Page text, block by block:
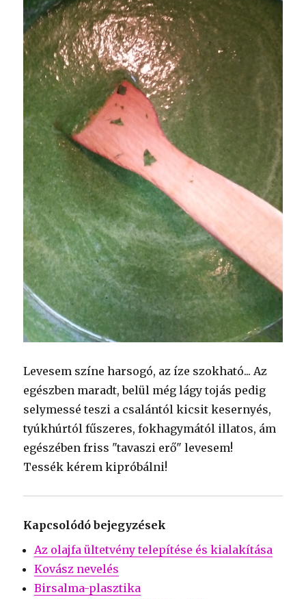
Levesem színe harsogó, az íze szokható... Az
egészben maradt, belül még lágy tojás pedig
selymessé teszi a csalántól kicsit kesernyés,
tyúkhúrtól fűszeres, fokhagymától illatos, ám
egészében friss "tavaszi erő" levesem!
Tessék kérem kipróbálni!
Kapcsolódó bejegyzések
Az olajfa ültetvény telepítése és kialakítása
Kovász nevelés
Birsalma-plasztika